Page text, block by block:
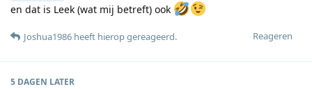
en dat is Leek (wat mij betreft) ook
Reageren
Joshua1986 heeft hierop gereageerd.
5 DAGEN LATER